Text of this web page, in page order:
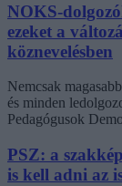
NOKS-
ezeket a
köznevelésben
Nemcsak
és minden
Pedagógusok
PSZ: a
is kell adni az